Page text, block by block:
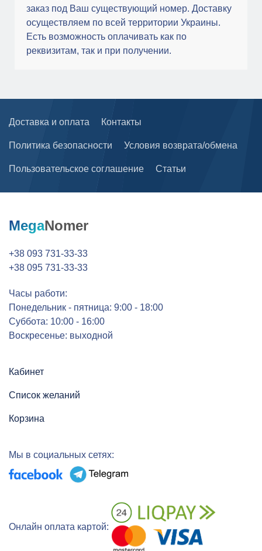
заказ под Ваш существующий номер. Доставку
осуществляем по всей территории Украины.
Есть возможность оплачивать как по
реквизитам, так и при получении.
Доставка и оплата Контакты
Политика безопасности Условия возврата/обмена
Пользовательское соглашение Статьи
MegaNomer
+38 093 731-33-33
+38 095 731-33-33
Часы работи:
Понедельник - пятница: 9:00 - 18:00
Суббота: 10:00 - 16:00
Воскресенье: выходной
Кабинет
Список желаний
Корзина
Мы в социальных сетях:
Онлайн оплата картой: